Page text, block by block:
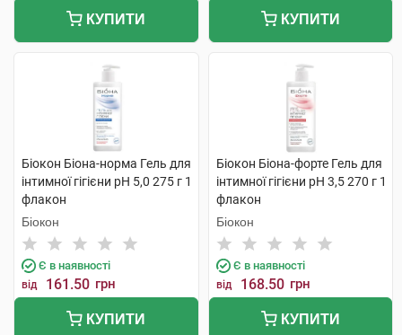
КУПИТИ КУПИТИ
Біокон Бiона-норма Гель для
інтимної гігієни рН 5,0 275 г 1
флакон
Біокон
Є в наявності
від 161.50 грн
КУПИТИ
Біокон Бiона-форте Гель для
інтимної гігієни рН 3,5 270 г 1
флакон
Біокон
Є в наявності
від 168.50 грн
КУПИТИ